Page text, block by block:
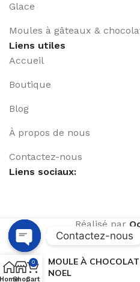
Glace
Moules à gâteaux &
Liens utiles
Accueil
Boutique
Blog
À propos de nous
Contactez-nous
Liens sociaux:
Réalisé par
MOULE À CHOCOLAT
NOEL
HomeShop
0
Cart
Contactez-nous
Open
chaty